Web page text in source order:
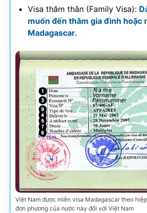
Visa thăm thân (Family Visa):
muốn đến thăm gia đình hoặc
Madagascar.
Việt Nam được miễn visa Madagascar theo
đơn phương của nước này đối với Việt Nam